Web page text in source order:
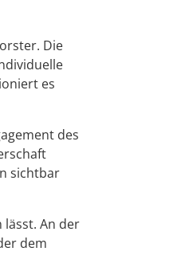
Die
es
des
sichtbar
lässt. An der
dem